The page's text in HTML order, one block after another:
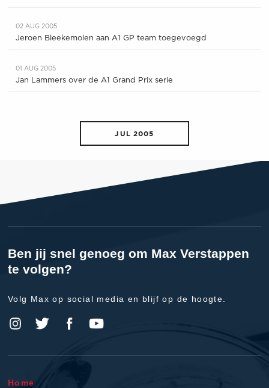
02 AUG 2005
Jeroen Bleekemolen aan A1 GP team toegevoegd
01 AUG 2005
Jan Lammers over de A1 Grand Prix serie
JUL 2005
Ben jij snel genoeg om Max Verstappen
te volgen?
Volg Max op social media en blijf op de hoogte.
Home